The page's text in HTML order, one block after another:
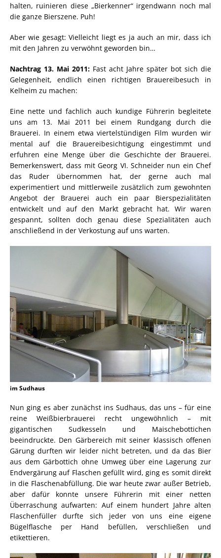
halten, ruinieren diese „Bierkenner“ irgendwann noch mal
die ganze Bierszene. Puh!
Aber wie gesagt: Vielleicht liegt es ja auch an mir, dass ich
mit den Jahren zu verwöhnt geworden bin…
Nachtrag 13. Mai 2011: Fast acht Jahre später bot sich die
Gelegenheit, endlich einen richtigen Brauereibesuch in
Kelheim zu machen:
Eine nette und fachlich auch kundige Führerin begleitete
uns am 13. Mai 2011 bei einem Rundgang durch die
Brauerei. In einem etwa viertelstündigen Film wurden wir
mental auf die Brauereibesichtigung eingestimmt und
erfuhren eine Menge über die Geschichte der Brauerei.
Bemerkenswert, dass mit Georg VI. Schneider nun ein Chef
das Ruder übernommen hat, der gerne auch mal
experimentiert und mittlerweile zusätzlich zum gewohnten
Angebot der Brauerei auch ein paar Bierspezialitäten
entwickelt und auf den Markt gebracht hat. Wir waren
gespannt, sollten doch genau diese Spezialitäten auch
anschließend in der Verkostung auf uns warten.
im Sudhaus
Nun ging es aber zunächst ins Sudhaus, das uns – für eine
reine Weißbierbrauerei recht ungewöhnlich – mit
gigantischen Sudkesseln und Maischebottichen
beeindruckte. Den Gärbereich mit seiner klassisch offenen
Gärung durften wir leider nicht betreten, und da das Bier
aus dem Gärbottich ohne Umweg über eine Lagerung zur
Endvergärung auf Flaschen gefüllt wird, ging es somit direkt
in die Flaschenabfüllung. Die war heute zwar außer Betrieb,
aber dafür konnte unsere Führerin mit einer netten
Überraschung aufwarten: Auf einem hundert Jahre alten
Flaschenfüller durfte sich jeder von uns eine eigene
Bügelflasche per Hand befüllen, verschließen und
etikettieren.